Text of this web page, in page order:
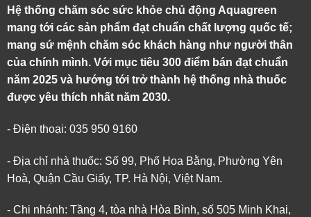
Hệ thống chăm sóc sức khỏe chủ động Aquagreen
mang tới các sản phẩm đạt chuẩn chất lượng quốc tế;
mang sứ mệnh chăm sóc khách hàng như người thân
của chính mình. Với mục tiêu 300 điểm bán đạt chuẩn
năm 2025 và hướng tới trở thành hệ thống nhà thuốc
được yêu thích nhất năm 2030.
- Điện thoại: 035 950 9160
- Địa chỉ nhà thuốc: Số 99, Phố Hoa Bằng, Phường Yên
Hoà, Quận Cầu Giấy, TP. Hà Nội, Việt Nam.
- Chi nhánh: Tầng 4, tòa nhà Hòa Bình, số 505 Minh Khai,